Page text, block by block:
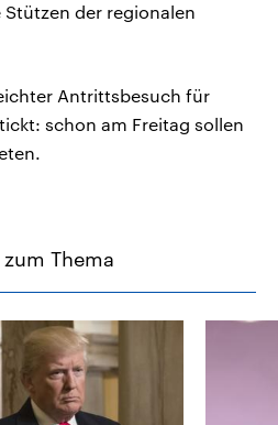
der regionalen
Antrittsbesuch für
schon am Freitag sollen
Thema